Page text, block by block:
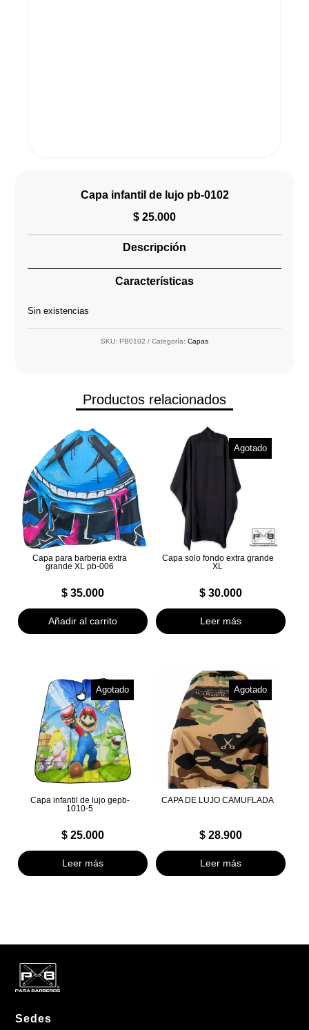
Capa infantil de lujo pb-0102
$ 25.000
Descripción
Características
Sin existencias
SKU: PB0102 Categoría: Capas
Productos relacionados
Capa para barberia extra
grande XL pb-006
$35.000
Añadir al carrito
Agotado
Capa solo fondo extra grande
XL
$30.000
Leer más
Agotado
Capa infantil de lujo gepb-
1010-5
$25.000
Leer más
Agotado
CAPA DE LUJO CAMUFLADA
$28.900
Leer más
Sedes